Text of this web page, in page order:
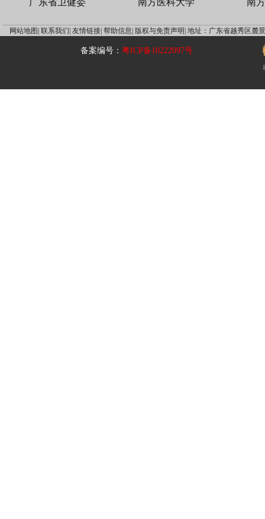
广东省卫健委 南方医科大学 南
网站地图| 联系我们| 友情链接| 帮助信息| 版权与免责声明| 地址：广东省越秀区麓
备案编号：粤ICP备10222097号